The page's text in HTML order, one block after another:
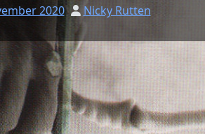
2020 Nicky Rutten